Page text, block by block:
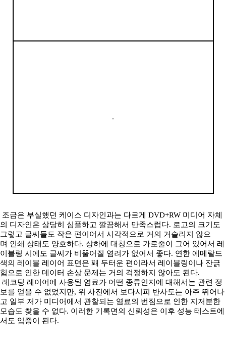
조금은 부실했던 케이스 디자인과는 다르게 DVD+RW 미디어 자체
의 디자인은 상당히 심플하고 깔끔해서 만족스럽다. 로고의 크기도
그렇고 글씨들도 작은 편이어서 시각적으로 거의 거슬리지 않으
며 인쇄 상태도 양호하다. 상하에 대칭으로 가로줄이 그어 있어서 레
이블링 시에도 글씨가 비뚤어질 염려가 없어서 좋다. 연한 에메랄드
색의 레이블 레이어 표면은 꽤 두터운 편이라서 레이블링이나 잔긁
힘으로 인한 데이터 손상 문제는 거의 걱정하지 않아도 된다.
레코딩 레이어에 사용된 염료가 어떤 종류인지에 대해서는 관련 정
보를 얻을 수 없었지만, 위 사진에서 보다시피 반사도는 아주 뛰어나
고 일부 저가 미디어에서 관찰되는 염료의 번짐으로 인한 지저분한
모습도 찾을 수 없다. 이러한 기록면의 신뢰성은 이후 성능 테스트에
서도 입증이 된다.